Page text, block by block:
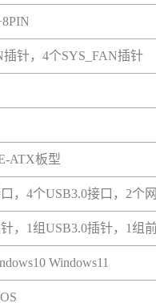
插针，4个SYS_FAN插针
ATX板型
，4个USB3.0接口，2个
，1组USB3.0插针，1
Windows11